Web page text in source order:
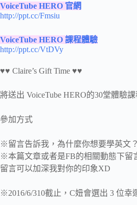
VoiceTube HERO 官網
http://ppt.cc/Fmsiu
VoiceTube HERO 課程體驗
http://ppt.cc/VtDVy
♥♥ Claire’s Gift Time ♥♥
將送出 VoiceTube HERO的30堂體驗
參加方式
※留言告訴我，為什麼你想要學英文？
※本篇文章或者是FB的相關動態下留
留言可以加深我對你的印象XD
※2016/6/310截止，C妞會選出 3 位幸